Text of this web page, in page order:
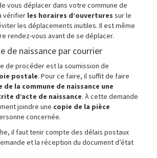
vous déplacer dans votre commune de
vérifier les horaires d’ouvertures sur le
les déplacements inutiles. Il est même
rendez-vous avant de se déplacer.
de naissance par courrier
de procéder est la soumission de
postale. Pour ce faire, il suffit de faire
de la commune de naissance une
d’acte de naissance. À cette demande
joindre une copie de la pièce
concernée.
il faut tenir compte des délais postaux
et la réception du document d’état